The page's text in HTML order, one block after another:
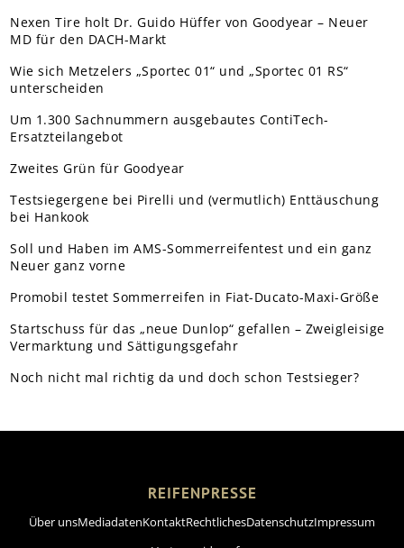
Nexen Tire holt Dr. Guido Hüffer von Goodyear – Neuer
MD für den DACH-Markt
Wie sich Metzelers „Sportec 01“ und „Sportec 01 RS“
unterscheiden
Um 1.300 Sachnummern ausgebautes ContiTech-
Ersatzteilangebot
Zweites Grün für Goodyear
Testsiegergene bei Pirelli und (vermutlich) Enttäuschung
bei Hankook
Soll und Haben im AMS-Sommerreifentest und ein ganz
Neuer ganz vorne
Promobil testet Sommerreifen in Fiat-Ducato-Maxi-Größe
Startschuss für das „neue Dunlop“ gefallen – Zweigleisige
Vermarktung und Sättigungsgefahr
Noch nicht mal richtig da und doch schon Testsieger?
REIFENPRESSE
Über unsMediadatenKontaktRechtlichesDatenschutzImpressum